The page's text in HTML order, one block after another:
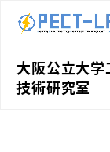
大阪公立大
技術研究室